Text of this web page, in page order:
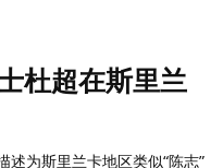
杜超在斯里兰
为斯里兰卡地区类似“陈志”